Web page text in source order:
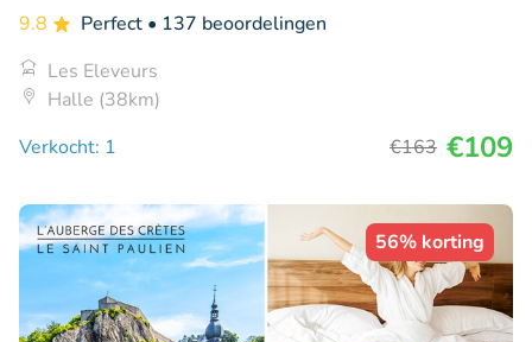
9.8 Perfect • 137 beoordelingen
Les Eleveurs
Halle (38km)
Verkocht: 1
€163 €109
56% korting